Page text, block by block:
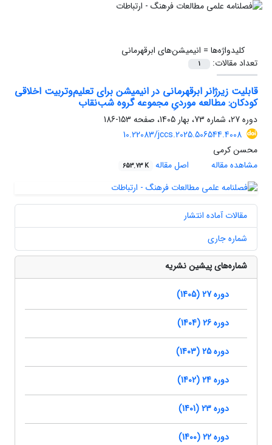
کلیدواژه‌ها = انیمیشن‌های ابرقهرمانی
تعداد مقالات:
1
قابلیت زیرژانر ابرقهرمانی در انیمیشن برای تعلیم‌وتربیت اخلاقی
کودکان: مطالعه موردیِ مجموعه گروه شب‌نقاب
دوره 27، شماره 73، بهار 1405، صفحه
153-186
10.22083/jccs.2025.506544.4008
محسن کرمی
مشاهده مقاله
اصل مقاله 653.73 K
مقالات آماده انتشار
شماره جاری
شماره‌های پیشین نشریه
دوره 27 (1405)
دوره 26 (1404)
دوره 25 (1403)
دوره 24 (1402)
دوره 23 (1401)
دوره 22 (1400)